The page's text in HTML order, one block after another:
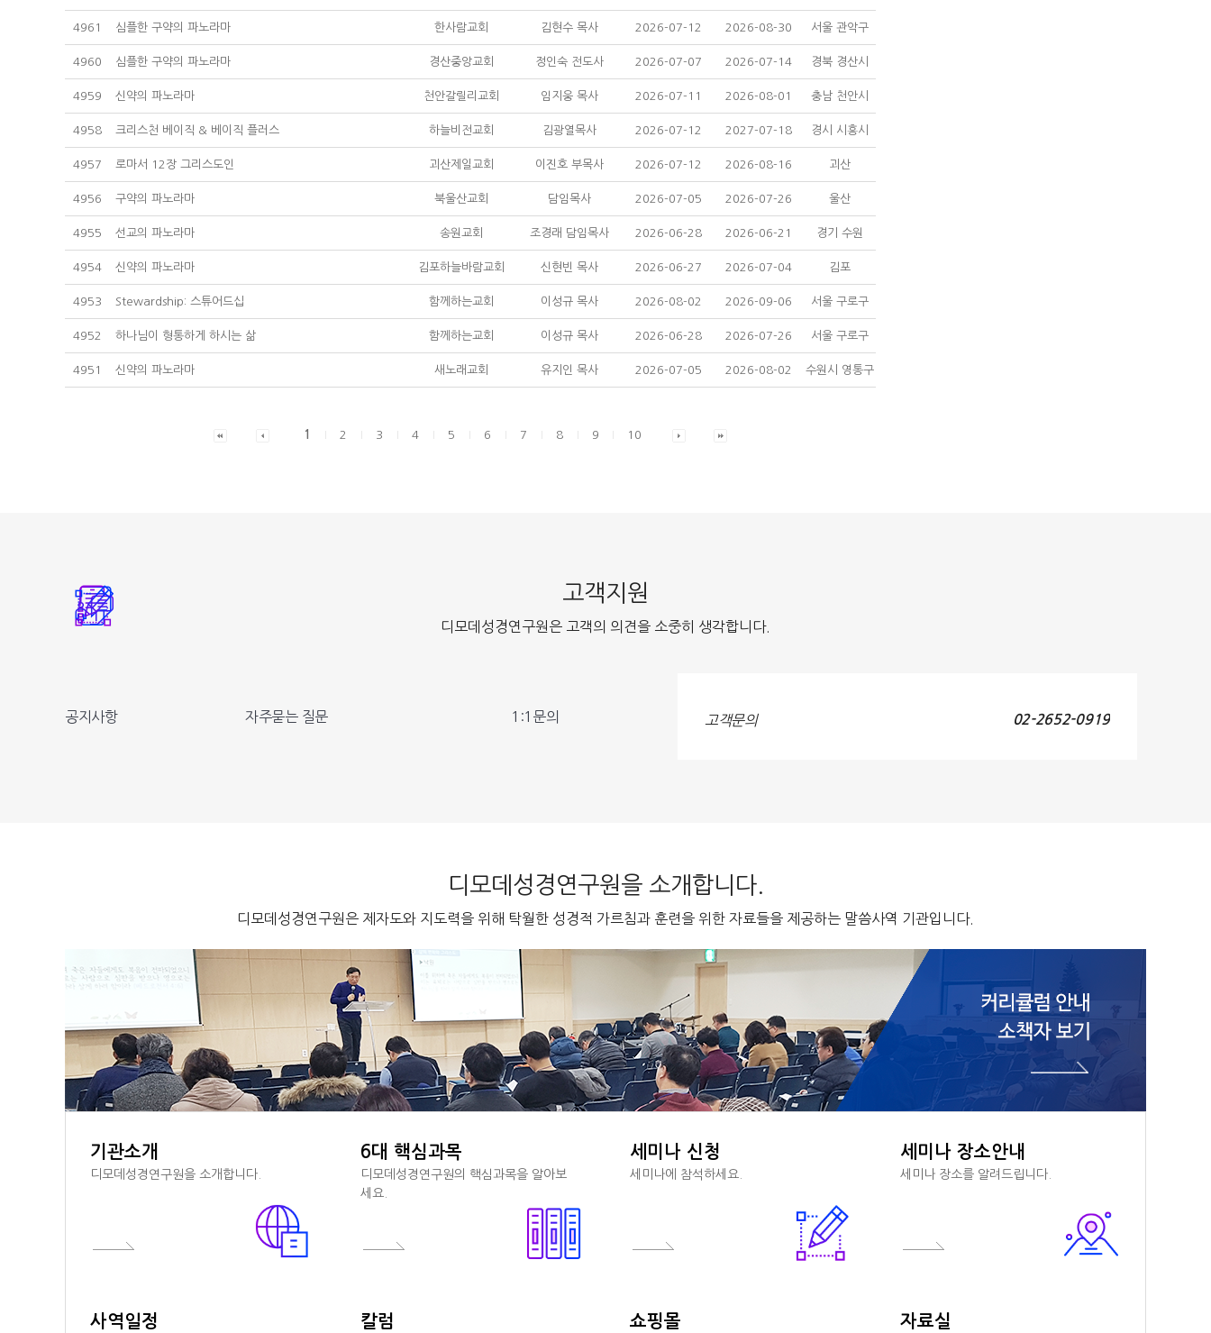
4961 심플한 구약의 파노라마 한사람교회 김현수 목사 2026-07-12 2026-08-30 서울 관악구
4960 심플한 구약의 파노라마 경산중앙교회 정인숙 전도사 2026-07-07 2026-07-14 경북 경산시
4959 신약의 파노라마 천안갈릴리교회 임지웅 목사 2026-07-11 2026-08-01 충남 천안시
4958 크리스천 베이직 & 베이직 플러스 하늘비전교회 김광열목사 2026-07-12 2027-07-18 경시 시흥시
4957 로마서 12장 그리스도인 괴산제일교회 이진호 부목사 2026-07-12 2026-08-16 괴산
4956 구약의 파노라마 북울산교회 담임목사 2026-07-05 2026-07-26 울산
4955 선교의 파노라마 송원교회 조경래 담임목사 2026-06-28 2026-06-21 경기 수원
4954 신약의 파노라마 김포하늘바람교회 신현빈 목사 2026-06-27 2026-07-04 김포
4953 Stewardship: 스튜어드십 함께하는교회 이성규 목사 2026-08-02 2026-09-06 서울 구로구
4952 하나님이 형통하게 하시는 삶 함께하는교회 이성규 목사 2026-06-28 2026-07-26 서울 구로구
4951 신약의 파노라마 새노래교회 유지인 목사 2026-07-05 2026-08-02 수원시 영통구
1 2 3 4 5 6 7 8 9 10
고객지원
디모데성경연구원은 고객의 의견을 소중히 생각합니다.
공지사항 자주묻는 질문 1:1문의 고객문의 02-2652-0919
디모데성경연구원을 소개합니다.
디모데성경연구원은 제자도와 지도력을 위해 탁월한 성경적 가르침과 훈련을 위한 자료들을 제공하는 말씀사역 기관입니다.
기관소개
디모데성경연구원을 소개합니다.
6대 핵심과목
디모데성경연구원의 핵심과목을 알아보
세요.
세미나 신청
세미나에 참석하세요.
세미나 장소안내
세미나 장소를 알려드립니다.
사역일정 칼럼 쇼핑몰 자료실